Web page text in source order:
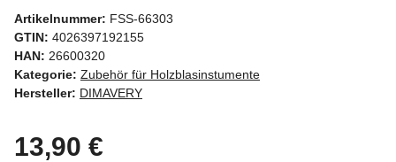
Artikelnummer: FSS-66303
GTIN: 4026397192155
HAN: 26600320
Kategorie: Zubehör für Holzblasinstumente
Hersteller: DIMAVERY
13,90 €